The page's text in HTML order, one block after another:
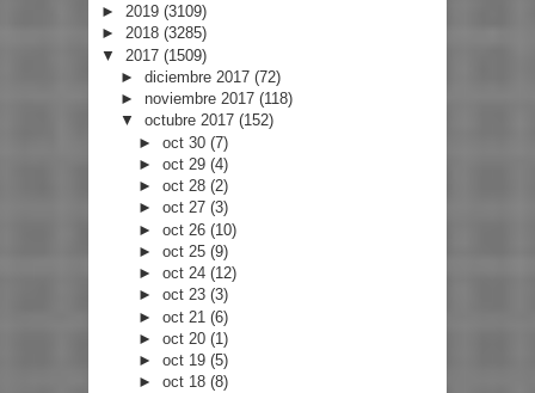
► 2019 (3109)
► 2018 (3285)
▼ 2017 (1509)
► diciembre 2017 (72)
► noviembre 2017 (118)
▼ octubre 2017 (152)
►oct 30(7)
►oct 29(4)
►oct 28(2)
►oct 27(3)
►oct 26(10)
►oct 25(9)
►oct 24(12)
►oct 23(3)
►oct 21(6)
►oct 20(1)
►oct 19(5)
►oct 18(8)